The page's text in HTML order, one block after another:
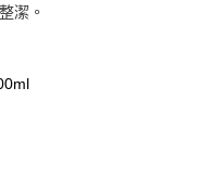
北富邦商業銀行
泰商業銀行
潔。